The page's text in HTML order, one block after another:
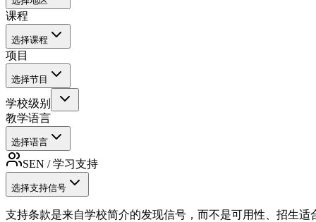
课程
选择课程
项目
选择节目
学校级别
教学语言
选择语言
SEN / 学习支持
选择支持信号
支持条款是来自学校简介的发现信号，而不是可用性、招生适